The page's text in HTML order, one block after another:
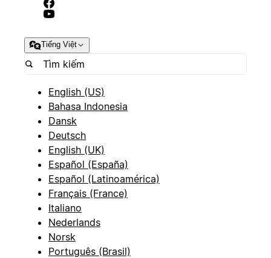
Tiếng Việt
English (US)
Bahasa Indonesia
Dansk
Deutsch
English (UK)
Español (España)
Español (Latinoamérica)
Français (France)
Italiano
Nederlands
Norsk
Português (Brasil)